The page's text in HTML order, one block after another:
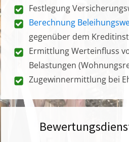
Festlegung
Berechnung
gegenüber dem
Ermittlung Werteinfluss
Belastungen
Zugewinnermittlung bei